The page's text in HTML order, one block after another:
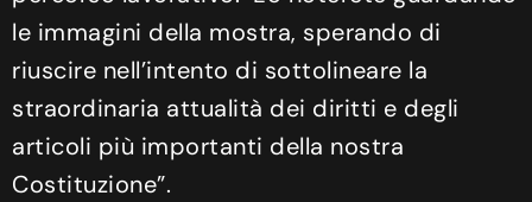
le immagini della mostra, sperando di
riuscire nell’intento di sottolineare la
straordinaria attualità dei diritti e degli
articoli più importanti della nostra
Costituzione”.